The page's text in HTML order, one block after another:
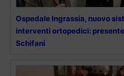
Ospedale Ingrassia, nuovo
interventi ortopedici:
Schifani